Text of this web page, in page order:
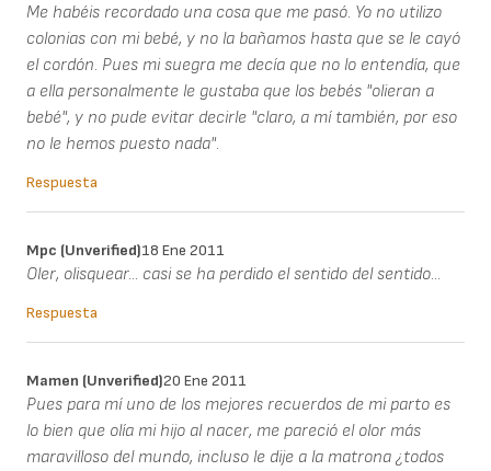
Me habéis recordado una cosa que me pasó. Yo no utilizo
colonias con mi bebé, y no la bañamos hasta que se le cayó
el cordón. Pues mi suegra me decía que no lo entendía, que
a ella personalmente le gustaba que los bebés "olieran a
bebé", y no pude evitar decirle "claro, a mí también, por eso
no le hemos puesto nada".
Respuesta
Mpc (unverified)18 Ene 2011
Oler, olisquear... casi se ha perdido el sentido del sentido...
Respuesta
Mamen (unverified)20 Ene 2011
Pues para mí uno de los mejores recuerdos de mi parto es
lo bien que olía mi hijo al nacer, me pareció el olor más
maravilloso del mundo, incluso le dije a la matrona ¿todos